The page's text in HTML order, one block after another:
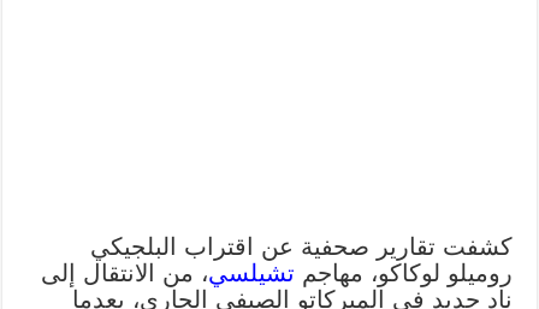
كشفت تقارير صحفية عن اقتراب البلجيكي
روميلو لوكاكو، مهاجم تشيلسي، من الانتقال إلى
نادٍ جديد فى الميركاتو الصيفى الجاري، بعدما